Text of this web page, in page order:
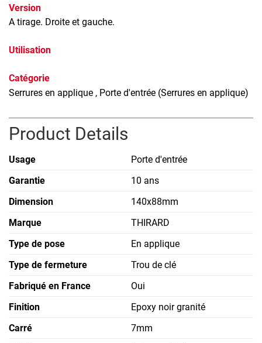
Version
A tirage. Droite et gauche.
Utilisation
Catégorie
Serrures en applique , Porte d'entrée (Serrures en applique)
Product Details
Usage
Porte d'entrée
Garantie
10 ans
Dimension
140x88mm
Marque
THIRARD
Type de pose
En applique
Type de fermeture
Trou de clé
Fabriqué en France
Oui
Finition
Epoxy noir granité
Carré
7mm